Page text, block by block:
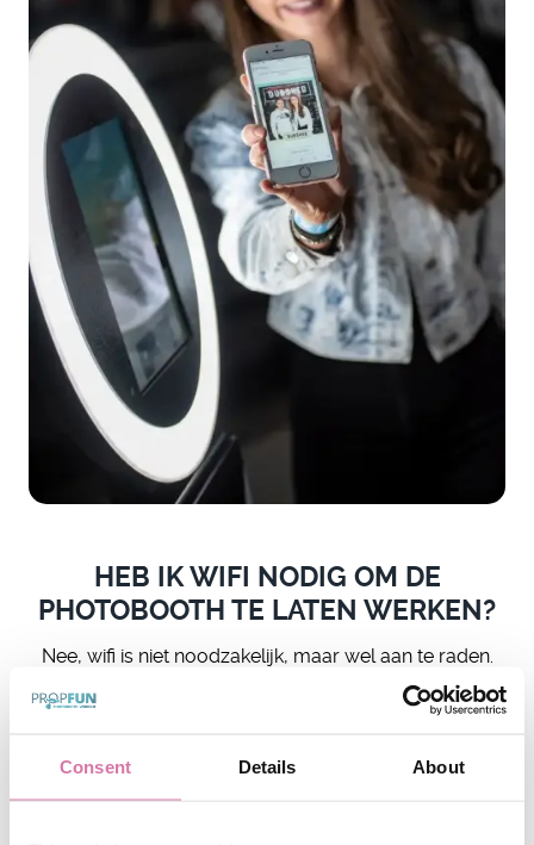
Consent Details About
HEB IK WIFI NODIG OM DE
PHOTOBOOTH TE LATEN WERKEN?
Nee, wifi is niet noodzakelijk, maar wel aan te raden.
Voor het maken en printen van de foto's is geen
technisch volledig zelfstandig; je hebt enkel een
stopcontact nodig (binnen 10 meter).